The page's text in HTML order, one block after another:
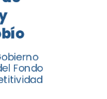
del
de
salud
Fondo